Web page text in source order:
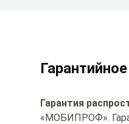
Гарантия
«МОБИПРОФ».